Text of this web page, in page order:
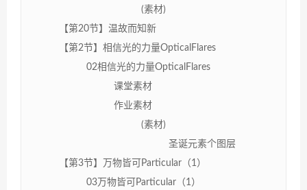
(素材)
【第20节】温故而知新
【第2节】相信光的力量OpticalFlares
02相信光的力量OpticalFlares
课堂素材
作业素材
(素材)
圣诞元素个图层
【第3节】万物皆可Particular（1）
03万物皆可Particular（1）